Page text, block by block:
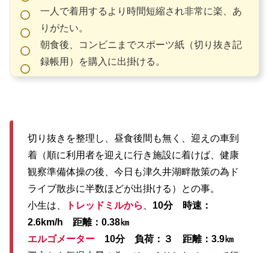
一人で着用するより時間短縮され非常に楽、あ
りがたい。
朝食後、コンビニまでスポーツ紙（切り抜き記
録帳用）を購入に出掛ける。
切り抜きを整理し、昼食後間も無く、迎えの車到
着（順に利用者を迎えに行き施設に着けば、健康
観察準備体操の後、今日も津久井湖畔散策の為ド
ライブ散歩に半数ほどが出掛ける）との事。
小生は、
トレッドミルから
10分 時速：
2.6km/h 距離：0.38㎞
エルゴメーター
10分 負荷：３ 距離：3.9㎞